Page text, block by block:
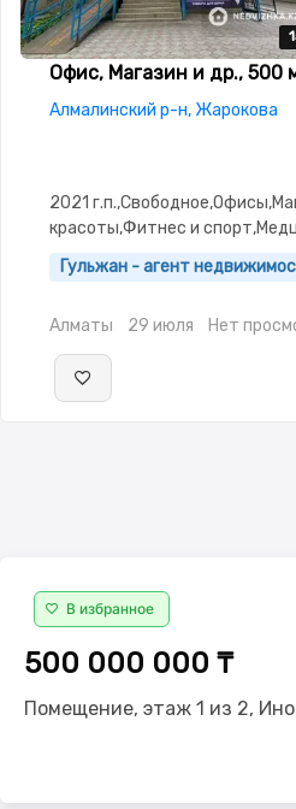
Офис, Магазин и др., 500
Алмалинский р-н, Жарокова
2021
красоты,Фитнес и
залы,Кабинеты и рабочие
Гульжан - агент
Алматы 29 июля Нет
В избранное
500 000 000 ₸
Помещение, этаж 1 из 2,